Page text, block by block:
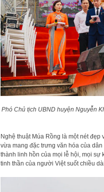
Phó Chủ tịch UBND huyện Nguyễn
Nghệ thuật Múa Rồng là một nét
vừa mang đặc trưng văn hóa của
thành linh hồn của mọi lễ hội, mọi sự
tinh thần của người Việt suốt chiều